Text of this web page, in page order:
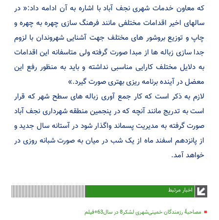
که معاون خدمات شهری نجف آباد با اشاره به آن ادامه داد:« در
سالهای اخیر اقدامات مختلفی مانند فرهنگ سازی چهره به چهره و
چاپ و توزیع بروشور های مختلف جهت آشنایی شهروندان با لزوم
جدا سازی زباله ها از مبدا صورت گرفته ولی متاسفانه این اقدامات
به دلایل مختلف کارایی مناسبی نداشته و باید به منظور رفع این
معضل در آینده برنامه ریزی بهتری صورت گیرد.»
لازم به ذکر است که کار جمع آوری زباله های سطح شهر که قرار
است به تدریج مانند آنچه که در پنجمین منطقه شهرداری نجف آباد
صورت گرفته به مدیریت پسماند واگذار شود در آستانه سال جدید و
از پانزدهم اسفند ماه از یک شب در میان به صورت شبانه روزی در
خواهد آمد.
اخبار مرتبط
مصاحبۀ رزمندگان خمینی‌شهری لشکر8 در سال63+فیلم